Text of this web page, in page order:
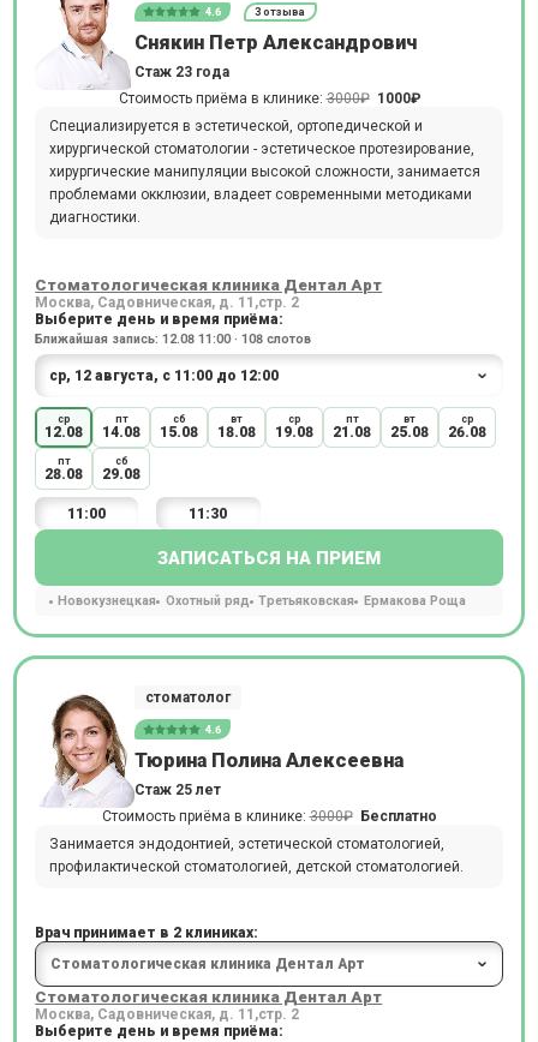
4.6 3 отзыва
Снякин Петр Александрович
Стаж 23 года
Стоимость приёма в клинике:3000₽ 1000₽
Специализируется в эстетической, ортопедической и
хирургической стоматологии - эстетическое протезирование,
хирургические манипуляции высокой сложности, занимается
проблемами окклюзии, владеет современными методиками
диагностики.
Стоматологическая клиника Дентал Арт
Москва, Садовническая, д. 11,стр. 2
Выберите день и время приёма:
Ближайшая запись: 12.08 11:00 · 108 слотов
ср
12.08
пт
14.08
сб
15.08
вт
18.08
ср
19.08
пт
21.08
вт
25.08
ср
26.08
пт
28.08
сб
29.08
11:00 11:30
ЗАПИСАТЬСЯ НА ПРИЕМ
Новокузнецкая Охотный ряд Третьяковская Ермакова Роща
стоматолог
4.6
Тюрина Полина Алексеевна
Стаж 25 лет
Стоимость приёма в клинике:3000₽ Бесплатно
Занимается эндодонтией, эстетической стоматологией,
профилактической стоматологией, детской стоматологией.
Врач принимает в 2 клиниках:
Стоматологическая клиника Дентал Арт
Москва, Садовническая, д. 11,стр. 2
Выберите день и время приёма: